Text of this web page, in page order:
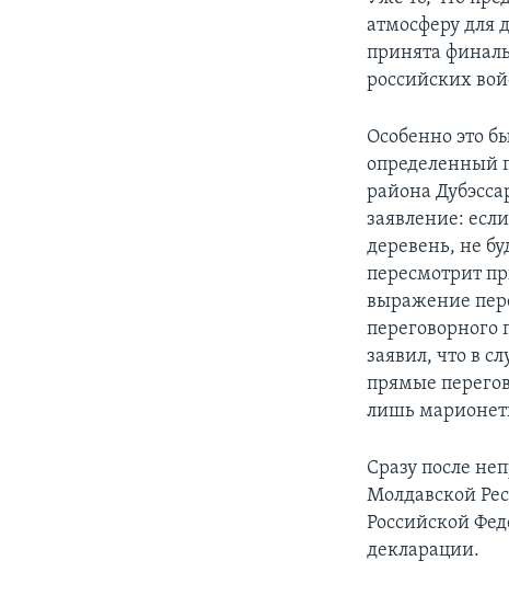
атмосферу для
принята
российских
Особенно это
определенный
района
заявление:
деревень, не
пересмотрит
выражение
переговорного
заявил, что в
прямые
лишь
Сразу после
Молдавской
Российской
декларации.